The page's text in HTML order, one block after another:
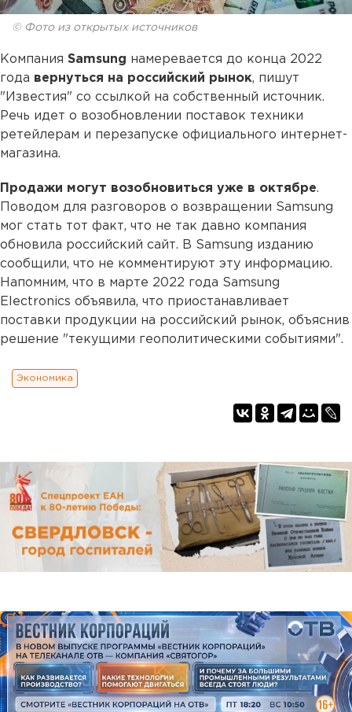
© Фото из открытых источников
Компания Samsung намеревается до конца 2022
года вернуться на российский рынок, пишут
"Известия" со ссылкой на собственный источник.
Речь идет о возобновлении поставок техники
ретейлерам и перезапуске официального интернет-
магазина.
Продажи могут возобновиться уже в октябре.
Поводом для разговоров о возвращении Samsung
мог стать тот факт, что не так давно компания
обновила российский сайт. В Samsung изданию
сообщили, что не комментируют эту информацию.
Напомним, что в марте 2022 года Samsung
Electronics объявила, что приостанавливает
поставки продукции на российский рынок, объяснив
решение "текущими геополитическими событиями".
Экономика